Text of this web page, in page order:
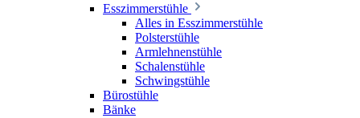
Esszimmerstühle
Alles in Esszimmerstühle
Polsterstühle
Armlehnenstühle
Schalenstühle
Schwingstühle
Bürostühle
Bänke